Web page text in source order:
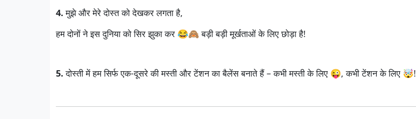
4.मुझे और मेरे दोस्त को देखकर लगता है,
हम दोनों ने इस दुनिया को सिर झुका कर 😂🙈 बड़ी बड़ी मूर्खताओं के लिए छोड़ा है!
5.दोस्ती में हम सिर्फ एक-दूसरे की मस्ती और टेंशन का बैलेंस बनाते हैं – कभी मस्ती के लिए 😜, कभी टेंशन के लिए 🤯!